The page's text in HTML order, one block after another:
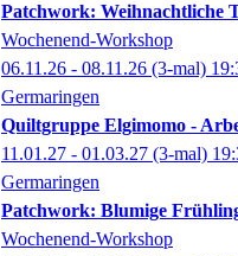
Patchwork: Weihnachtliche
Wochenend-Workshop
06.11.26 - 08.11.26 (3-mal)
Germaringen
Quiltgruppe Elgimomo -
11.01.27 - 01.03.27 (3-mal)
Germaringen
Patchwork: Blumige
Wochenend-Workshop